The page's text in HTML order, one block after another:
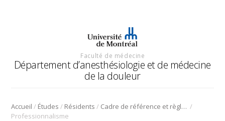
Faculté de médecine
Département d’anesthésiologie et de médecine
de la douleur
Accueil / Études / Résidents / Cadre de référence et règlements interne /
Professionnalisme